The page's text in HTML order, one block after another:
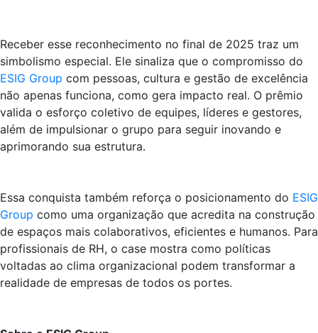
Receber esse reconhecimento no final de 2025 traz um
simbolismo especial. Ele sinaliza que o compromisso do
ESIG Group com pessoas, cultura e gestão de excelência
não apenas funciona, como gera impacto real. O prêmio
valida o esforço coletivo de equipes, líderes e gestores,
além de impulsionar o grupo para seguir inovando e
aprimorando sua estrutura.
Essa conquista também reforça o posicionamento do ESIG
Group como uma organização que acredita na construção
de espaços mais colaborativos, eficientes e humanos. Para
profissionais de RH, o case mostra como políticas
voltadas ao clima organizacional podem transformar a
realidade de empresas de todos os portes.